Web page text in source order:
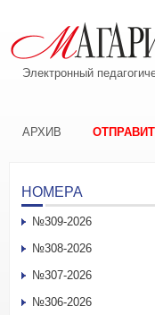
Электронный
АРХИВ
НОМЕРА
№309-2026
№308-2026
№307-2026
№306-2026